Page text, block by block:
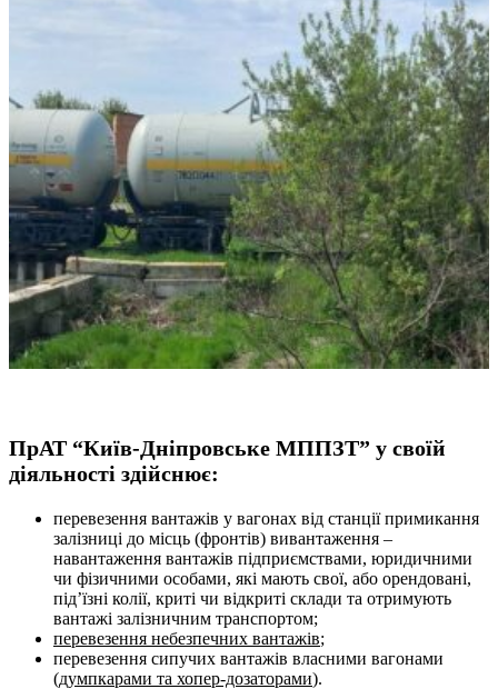
ПрАТ “Київ-Дніпровське МППЗТ” у своїй
діяльності здійснює:
перевезення вантажів у вагонах від станції примикання
залізниці до місць (фронтів) вивантаження –
навантаження вантажів підприємствами, юридичними
чи фізичними особами, які мають свої, або орендовані,
під’їзні колії, криті чи відкриті склади та отримують
вантажі залізничним транспортом;
перевезення небезпечних вантажів;
перевезення сипучих вантажів власними вагонами
(думпкарами та хопер-дозаторами).